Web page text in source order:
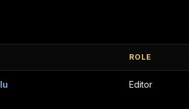
ROLE
Editor